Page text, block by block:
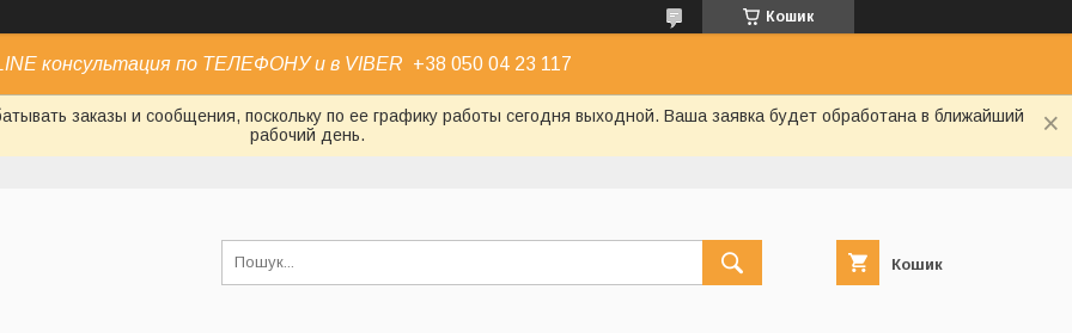
Кошик
консультация по ТЕЛЕФОНУ и в VIBER +38 050 04 23 117
заказы и сообщения, поскольку по ее графику работы сегодня выходной. Ваша заявка будет обработана в ближайший
рабочий день.
Кошик